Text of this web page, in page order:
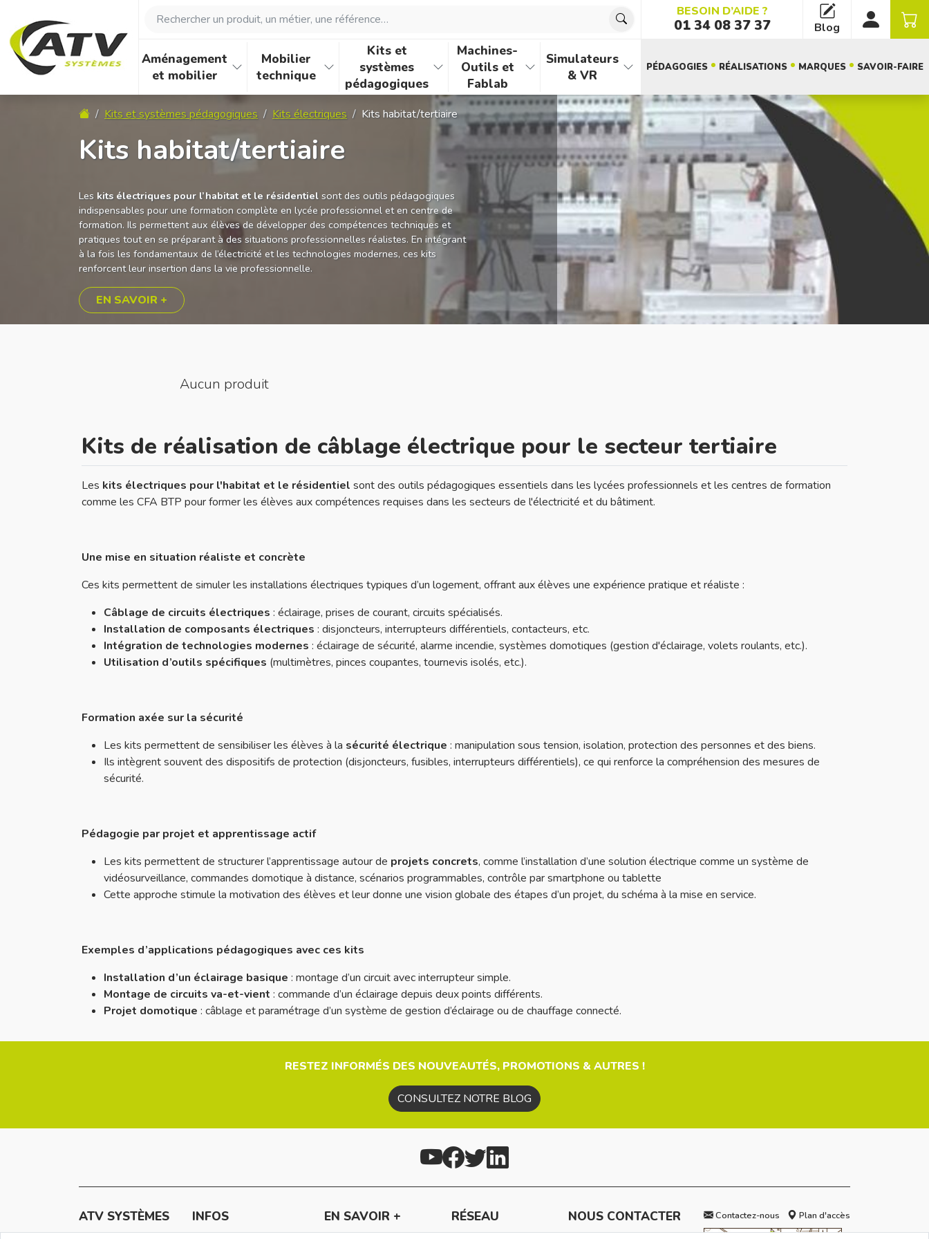
Rechercher un produit, un métier, une référence… BESOIN D’AIDE ?
01 34 08 37 37 Blog
Aménagement
et mobilier
Mobilier
technique
Kits et
systèmes
pédagogiques
Machines-
Outils et
Fablab
Simulateurs
& VR
PÉDAGOGIES RÉALISATIONS MARQUES SAVOIR-FAIRE
AccueilKits et systèmes pédagogiques Kits électriques Kits habitat/tertiaire
Kits habitat/tertiaire
Les kits électriques pour l’habitat et le résidentiel sont des outils pédagogiques
indispensables pour une formation complète en lycée professionnel et en centre de
formation. Ils permettent aux élèves de développer des compétences techniques et
pratiques tout en se préparant à des situations professionnelles réalistes. En intégrant
à la fois les fondamentaux de l’électricité et les technologies modernes, ces kits
renforcent leur insertion dans la vie professionnelle.
EN SAVOIR +
Aucun produit
Kits de réalisation de câblage électrique pour le secteur tertiaire
Les kits électriques pour l'habitat et le résidentiel sont des outils pédagogiques essentiels dans les lycées professionnels et les centres de formation
comme les CFA BTP pour former les élèves aux compétences requises dans les secteurs de l'électricité et du bâtiment.
Une mise en situation réaliste et concrète
Ces kits permettent de simuler les installations électriques typiques d’un logement, offrant aux élèves une expérience pratique et réaliste :
Câblage de circuits électriques : éclairage, prises de courant, circuits spécialisés.
Installation de composants électriques : disjoncteurs, interrupteurs différentiels, contacteurs, etc.
Intégration de technologies modernes : éclairage de sécurité, alarme incendie, systèmes domotiques (gestion d'éclairage, volets roulants, etc.).
Utilisation d’outils spécifiques (multimètres, pinces coupantes, tournevis isolés, etc.).
Formation axée sur la sécurité
Les kits permettent de sensibiliser les élèves à la sécurité électrique : manipulation sous tension, isolation, protection des personnes et des biens.
Ils intègrent souvent des dispositifs de protection (disjoncteurs, fusibles, interrupteurs différentiels), ce qui renforce la compréhension des mesures de
sécurité.
Pédagogie par projet et apprentissage actif
Les kits permettent de structurer l’apprentissage autour de projets concrets, comme l’installation d’une solution électrique comme un système de
vidéosurveillance, commandes domotique à distance, scénarios programmables, contrôle par smartphone ou tablette
Cette approche stimule la motivation des élèves et leur donne une vision globale des étapes d’un projet, du schéma à la mise en service.
Exemples d’applications pédagogiques avec ces kits
Installation d’un éclairage basique : montage d’un circuit avec interrupteur simple.
Montage de circuits va-et-vient : commande d’un éclairage depuis deux points différents.
Projet domotique : câblage et paramétrage d’un système de gestion d’éclairage ou de chauffage connecté.
RESTEZ INFORMÉS DES NOUVEAUTÉS, PROMOTIONS & AUTRES !
CONSULTEZ NOTRE BLOG
ATV SYSTÈMES INFOS EN SAVOIR + RÉSEAU NOUS CONTACTER Contactez-nous Plan d'accès